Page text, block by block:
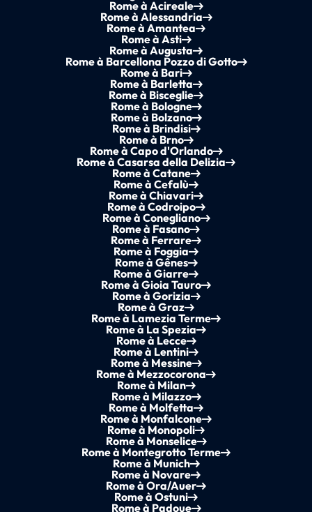
Rome à Acireale
Rome à Alessandria
Rome à Amantea
Rome à Asti
Rome à Augusta
Rome à Barcellona Pozzo di Gotto
Rome à Bari
Rome à Barletta
Rome à Bisceglie
Rome à Bologne
Rome à Bolzano
Rome à Brindisi
Rome à Brno
Rome à Capo d'Orlando
Rome à Casarsa della Delizia
Rome à Catane
Rome à Cefalù
Rome à Chiavari
Rome à Codroipo
Rome à Conegliano
Rome à Fasano
Rome à Ferrare
Rome à Foggia
Rome à Gênes
Rome à Giarre
Rome à Gioia Tauro
Rome à Gorizia
Rome à Graz
Rome à Lamezia Terme
Rome à La Spezia
Rome à Lecce
Rome à Lentini
Rome à Messine
Rome à Mezzocorona
Rome à Milan
Rome à Milazzo
Rome à Molfetta
Rome à Monfalcone
Rome à Monopoli
Rome à Monselice
Rome à Montegrotto Terme
Rome à Munich
Rome à Novare
Rome à Ora/Auer
Rome à Ostuni
Rome à Padoue